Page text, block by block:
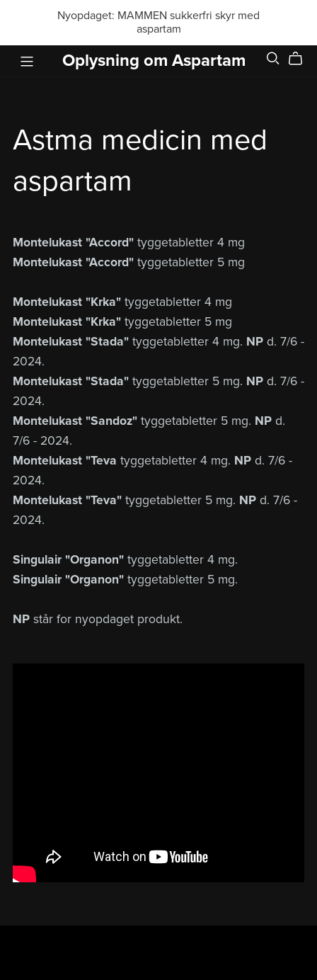
Nyopdaget: MAMMEN sukkerfri skyr med
aspartam
Oplysning om Aspartam
Astma medicin med
aspartam
Montelukast "Accord" tyggetabletter 4 mg
Montelukast "Accord"tyggetabletter 5 mg
Montelukast "Krka"tyggetabletter 4 mg
Montelukast "Krka"tyggetabletter 5 mg
Montelukast "Stada"tyggetabletter 4 mg. NP d. 7/6 -
2024.
Montelukast "Stada"tyggetabletter 5 mg. NP d. 7/6 -
2024.
Montelukast "Sandoz"tyggetabletter 5 mg. NP d.
7/6 - 2024.
Montelukast "Teva tyggetabletter 4 mg. NPd. 7/6 -
2024.
Montelukast "Teva" tyggetabletter 5 mg. NP d. 7/6 -
2024.
Singulair "Organon"tyggetabletter 4 mg.
Singulair "Organon"tyggetabletter 5 mg.
NPstår for nyopdaget produkt.